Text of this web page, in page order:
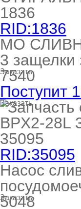
RID:1836
МО
3 защелки
Заказать
7540
Поступит
Заказать
RID:35095
Насос
Заказать
5048